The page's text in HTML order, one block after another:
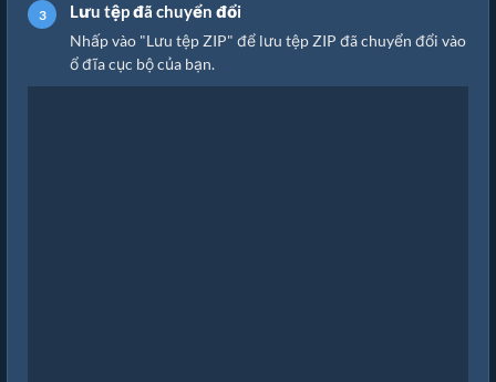
Lưu tệp đã chuyển đổi
Nhấp vào "Lưu tệp ZIP" để lưu tệp ZIP đã chuyển đổi vào
ổ đĩa cục bộ của bạn.